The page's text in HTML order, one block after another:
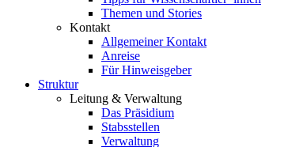
Themen und Stories
Kontakt
Allgemeiner Kontakt
Anreise
Für Hinweisgeber
Struktur
Leitung & Verwaltung
Das Präsidium
Stabsstellen
Verwaltung